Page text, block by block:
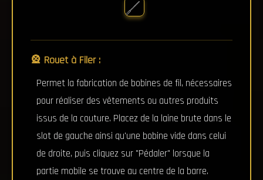
🎡 Rouet à Filer :
Permet la fabrication de bobines de fil, nécessaires
pour réaliser des vêtements ou autres produits
issus de la couture. Placez de la laine brute dans le
slot de gauche ainsi qu'une bobine vide dans celui
de droite, puis cliquez sur "Pédaler" lorsque la
partie mobile se trouve au centre de la barre.